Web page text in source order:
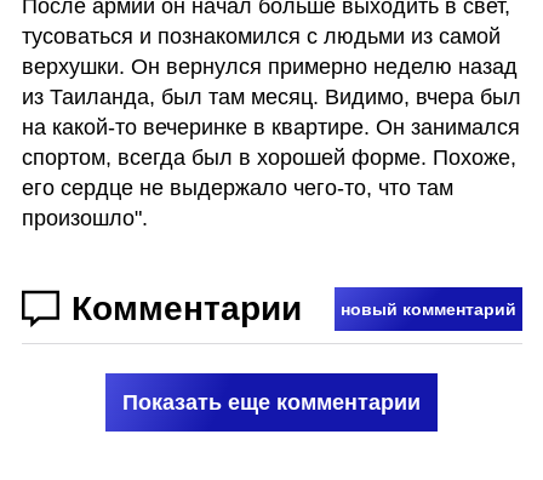
После армии он начал больше выходить в свет,
тусоваться и познакомился с людьми из самой
верхушки. Он вернулся примерно неделю назад
из Таиланда, был там месяц. Видимо, вчера был
на какой-то вечеринке в квартире. Он занимался
спортом, всегда был в хорошей форме. Похоже,
его сердце не выдержало чего-то, что там
произошло".
Комментарии новый комментарий
Показать еще комментарии